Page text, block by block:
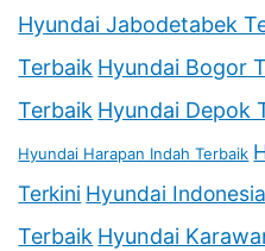
Hyundai Jabodetabek
Terbaik Hyundai Bogor
Terbaik Hyundai Depok
Hyundai Harapan Indah Terbaik
Terkini Hyundai
Terbaik Hyundai